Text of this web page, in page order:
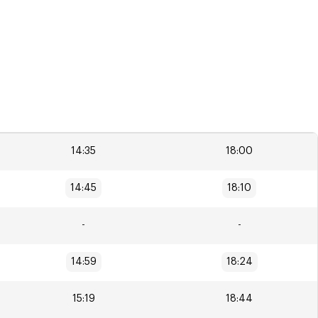
14:35 18:00
14:45 18:10
- -
14:59 18:24
15:19 18:44